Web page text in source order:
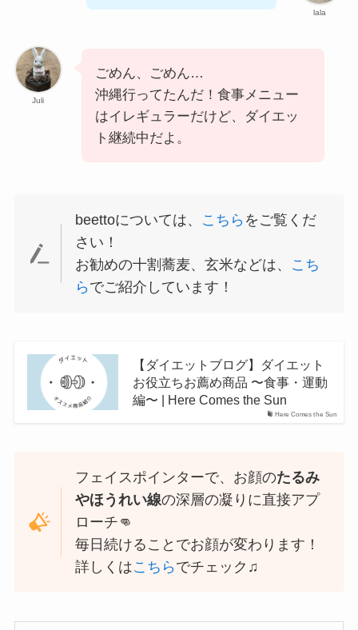
lala
Juli
ごめん、ごめん…
沖縄行ってたんだ！食事メニュー
はイレギュラーだけど、ダイエッ
ト継続中だよ。
beettoについては、 こちら をご覧くだ
さい！
お勧めの十割蕎麦、玄米などは、 こち
ら でご紹介しています！
Here Comes the Sun
【ダイエットブログ】ダイエット
お役立ちお薦め商品 〜食事・運動
編〜 | Here Comes the Sun
フェイスポインターで、お顔のたるみ
やほうれい線の深層の凝りに直接アプ
ローチ👊
毎日続けることでお顔が変わります！
詳しくはこちら でチェック♫